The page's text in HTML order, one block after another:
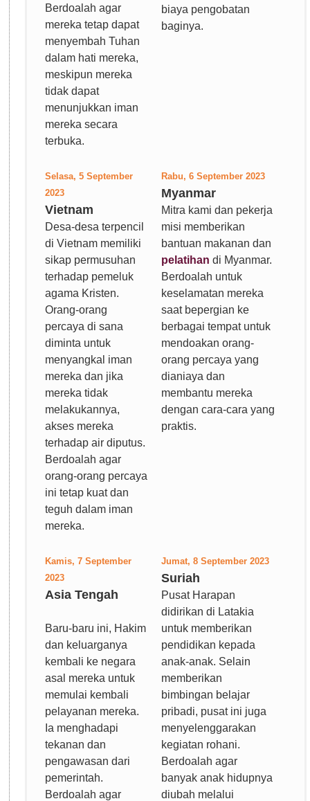
Berdoalah agar
mereka tetap dapat
menyembah Tuhan
dalam hati mereka,
meskipun mereka
tidak dapat
menunjukkan iman
mereka secara
terbuka.
biaya pengobatan
baginya.
Selasa, 5 September
2023
Vietnam
Desa-desa terpencil
di Vietnam memiliki
sikap permusuhan
terhadap pemeluk
agama Kristen.
Orang-orang
percaya di sana
diminta untuk
menyangkal iman
mereka dan jika
mereka tidak
melakukannya,
akses mereka
terhadap air diputus.
Berdoalah agar
orang-orang percaya
ini tetap kuat dan
teguh dalam iman
mereka.
Rabu, 6 September 2023
Myanmar
Mitra kami dan pekerja
misi memberikan
bantuan makanan dan
pelatihan di Myanmar.
Berdoalah untuk
keselamatan mereka
saat bepergian ke
berbagai tempat untuk
mendoakan orang-
orang percaya yang
dianiaya dan
membantu mereka
dengan cara-cara yang
praktis.
Kamis, 7 September
2023
Asia Tengah
Baru-baru ini, Hakim
dan keluarganya
kembali ke negara
asal mereka untuk
memulai kembali
pelayanan mereka.
Ia menghadapi
tekanan dan
pengawasan dari
pemerintah.
Berdoalah agar
Jumat, 8 September 2023
Suriah
Pusat Harapan
didirikan di Latakia
untuk memberikan
pendidikan kepada
anak-anak. Selain
memberikan
bimbingan belajar
pribadi, pusat ini juga
menyelenggarakan
kegiatan rohani.
Berdoalah agar
banyak anak hidupnya
diubah melalui